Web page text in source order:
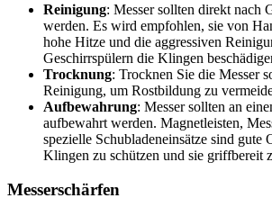
Reinigung: Messer sollten direkt nach
werden. Es wird empfohlen, sie von
hohe Hitze und die aggressiven
Geschirrspülern die Klingen
Trocknung: Trocknen Sie die Messer
Reinigung, um Rostbildung zu
Aufbewahrung: Messer sollten an
aufbewahrt werden. Magnetleisten,
spezielle Schubladeneinsätze sind gute
Klingen zu schützen und sie griffbereit
Messerschärfen